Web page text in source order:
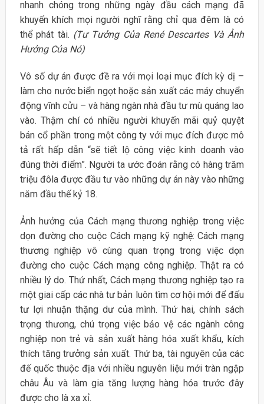
nhanh chóng trong những ngày đầu cách mạng đã
khuyến khích mọi người nghĩ rằng chỉ qua đêm là có
thể phát tài. (Tư Tưởng Của René Descartes Và Ảnh
Hưởng Của Nó)
Vô số dự án được đề ra với mọi loại mục đích kỳ dị –
làm cho nước biển ngọt hoặc sản xuất các máy chuyển
động vĩnh cửu – và hàng ngàn nhà đầu tư mù quáng lao
vào. Thậm chí có nhiều người khuyến mãi quỷ quyệt
bán cổ phần trong một công ty với mục đích được mô
tả rất hấp dẫn “sẽ tiết lộ công việc kinh doanh vào
đúng thời điểm”. Người ta ước đoán rằng có hàng trăm
triệu đôla được đầu tư vào những dự án này vào những
năm đầu thế kỷ 18.
Ảnh hưởng của Cách mạng thương nghiệp trong việc
dọn đường cho cuộc Cách mạng kỹ nghệ: Cách mạng
thương nghiệp vô cùng quan trọng trong việc dọn
đường cho cuộc Cách mạng công nghiệp. Thật ra có
nhiều lý do. Thứ nhất, Cách mạng thương nghiệp tạo ra
một giai cấp các nhà tư bản luôn tìm cơ hội mới để đấu
tư lợi nhuận thặng dư của mình. Thứ hai, chính sách
trọng thương, chú trọng việc bảo vệ các ngành công
nghiệp non trẻ và sản xuất hàng hóa xuất khẩu, kích
thích tăng trưởng sản xuất. Thứ ba, tài nguyên của các
đế quốc thuộc địa với nhiều nguyên liệu mới tràn ngập
châu Âu và làm gia tăng lượng hàng hóa trước đây
được cho là xa xỉ.